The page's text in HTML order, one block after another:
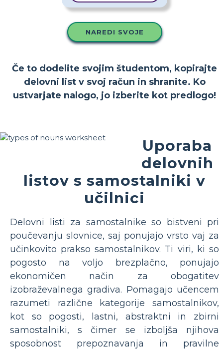
NAREDI SVOJE
Če to dodelite svojim študentom, kopirajte
delovni list v svoj račun in shranite. Ko
ustvarjate nalogo, jo izberite kot predlogo!
Uporaba
delovnih
listov s samostalniki v
učilnici
Delovni listi za samostalnike so bistveni pri
poučevanju slovnice, saj ponujajo vrsto vaj za
učinkovito prakso samostalnikov. Ti viri, ki so
pogosto na voljo brezplačno, ponujajo
ekonomičen način za obogatitev
izobraževalnega gradiva. Pomagajo učencem
razumeti različne kategorije samostalnikov,
kot so pogosti, lastni, abstraktni in zbirni
samostalniki, s čimer se izboljša njihova
sposobnost prepoznavanja in pravilne